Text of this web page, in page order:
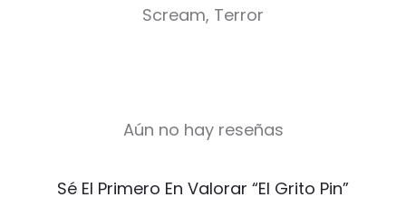
Scream, Terror
Aún no hay reseñas
Sé El Primero En Valorar “El Grito Pin”